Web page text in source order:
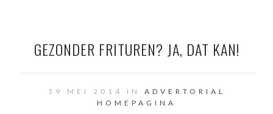
GEZONDER FRITUREN? JA, DAT KAN!
19 MEI 2014 IN ADVERTORIAL
HOMEPAGINA